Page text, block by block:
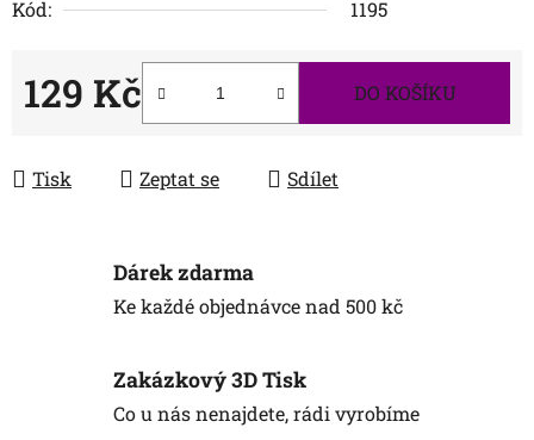
Kód:
1195
129 Kč DO KOŠÍKU
Tisk Zeptat se Sdílet
Dárek zdarma
Ke každé objednávce nad 500 kč
Zakázkový 3D Tisk
Co u nás nenajdete, rádi vyrobíme